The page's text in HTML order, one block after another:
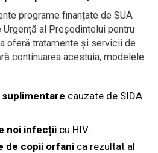
programe finanțate de SUA
Urgență al Președintelui pentru
oferă tratamente și servicii de
continuarea acestuia, modelele
cauzate de SIDA
noi infecții cu HIV.
de copii orfani ca rezultat al